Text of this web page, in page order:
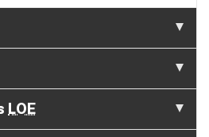
LOE